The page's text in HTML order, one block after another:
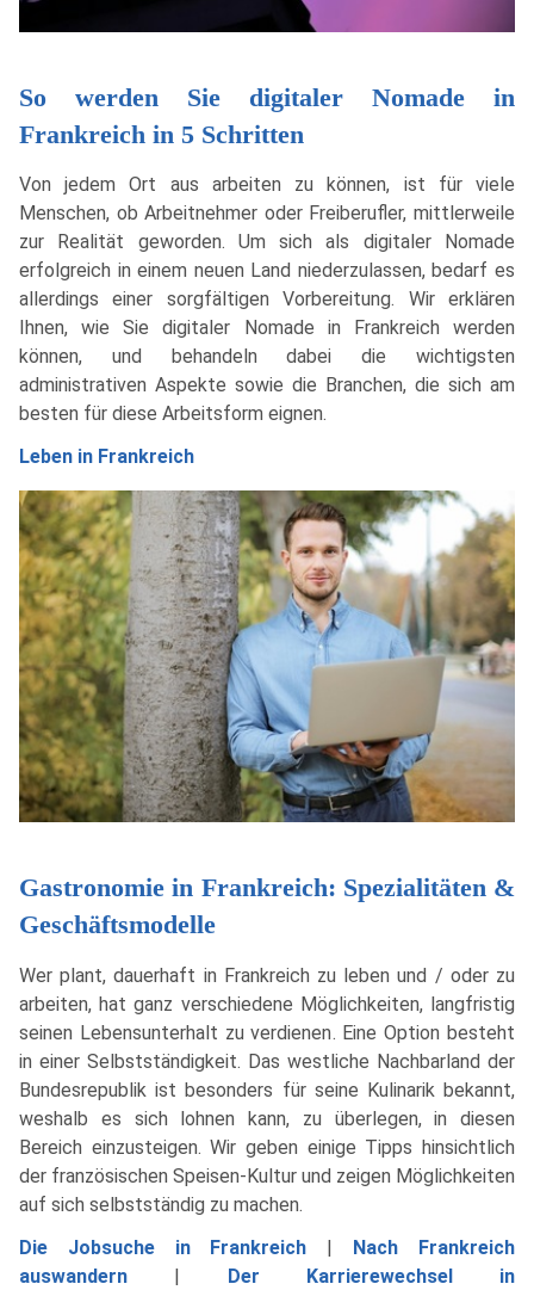
So werden Sie digitaler Nomade in
Frankreich in 5 Schritten
Von jedem Ort aus arbeiten zu können, ist für viele
Menschen, ob Arbeitnehmer oder Freiberufler, mittlerweile
zur Realität geworden. Um sich als digitaler Nomade
erfolgreich in einem neuen Land niederzulassen, bedarf es
allerdings einer sorgfältigen Vorbereitung. Wir erklären
Ihnen, wie Sie digitaler Nomade in Frankreich werden
können, und behandeln dabei die wichtigsten
administrativen Aspekte sowie die Branchen, die sich am
besten für diese Arbeitsform eignen.
Leben in Frankreich
Gastronomie in Frankreich: Spezialitäten &
Geschäftsmodelle
Wer plant, dauerhaft in Frankreich zu leben und / oder zu
arbeiten, hat ganz verschiedene Möglichkeiten, langfristig
seinen Lebensunterhalt zu verdienen. Eine Option besteht
in einer Selbstständigkeit. Das westliche Nachbarland der
Bundesrepublik ist besonders für seine Kulinarik bekannt,
weshalb es sich lohnen kann, zu überlegen, in diesen
Bereich einzusteigen. Wir geben einige Tipps hinsichtlich
der französischen Speisen-Kultur und zeigen Möglichkeiten
auf sich selbstständig zu machen.
Die Jobsuche in Frankreich | Nach Frankreich
auswandern | Der Karrierewechsel in